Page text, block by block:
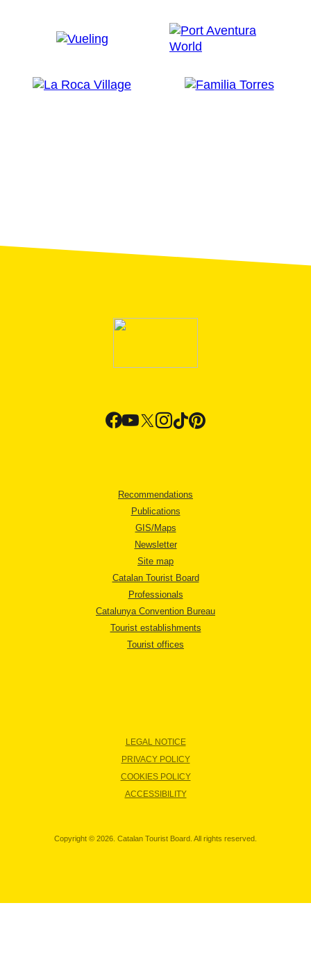
Recommendations
Publications
GIS/Maps
Newsletter
Site map
Catalan Tourist Board
Professionals
Catalunya Convention Bureau
Tourist establishments
Tourist offices
LEGAL NOTICE
PRIVACY POLICY
COOKIES POLICY
ACCESSIBILITY
Copyright © 2026. Catalan Tourist Board. All rights reserved.